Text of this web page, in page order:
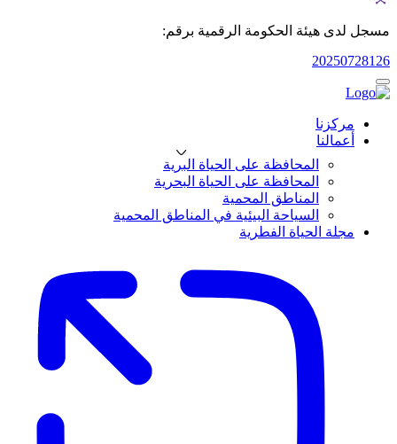
مسجل لدى هيئة الحكومة الرقمية برقم:
20250728126
مركزنا
أعمالنا
المحافظة على الحياة البرية
المحافظة على الحياة البحرية
المناطق المحمية
السياحة البيئية في المناطق المحمية
مجلة الحياة الفطرية